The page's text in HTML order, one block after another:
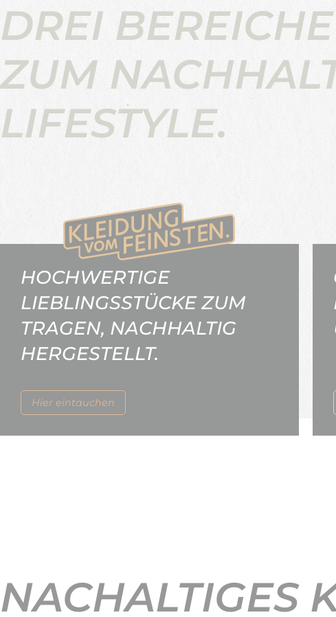
DREI BEREICHE
ZUM
LIFESTYLE.
Hier eintauchen
HOCHWERTIGE
LIEBLINGSSTÜCKE ZUM
TRAGEN, NACHHALTIG
HERGESTELLT.
NACHALTIGES